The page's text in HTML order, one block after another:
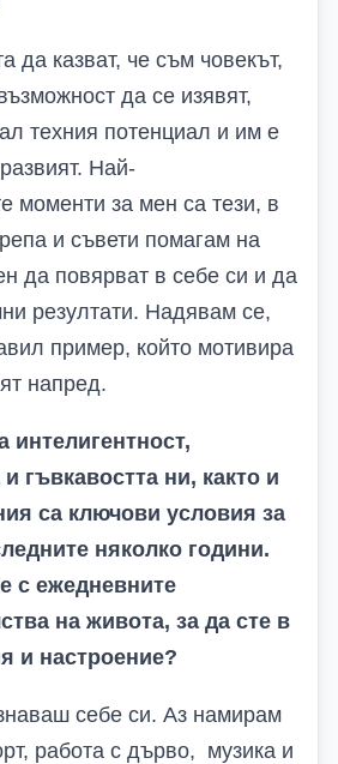
да казват, че съм човекът,
да се изявят,
техния потенциал и им е
Най-
моменти за мен са тези, в
и съвети помагам на
да повярват в себе си и да
резултати. Надявам се,
пример, който мотивира
напред.
интелигентност,
гъвкавостта ни, както и
са ключови условия за
няколко години.
с ежедневните
на живота, за да сте в
и настроение?
себе си. Аз намирам
работа с дърво, музика и